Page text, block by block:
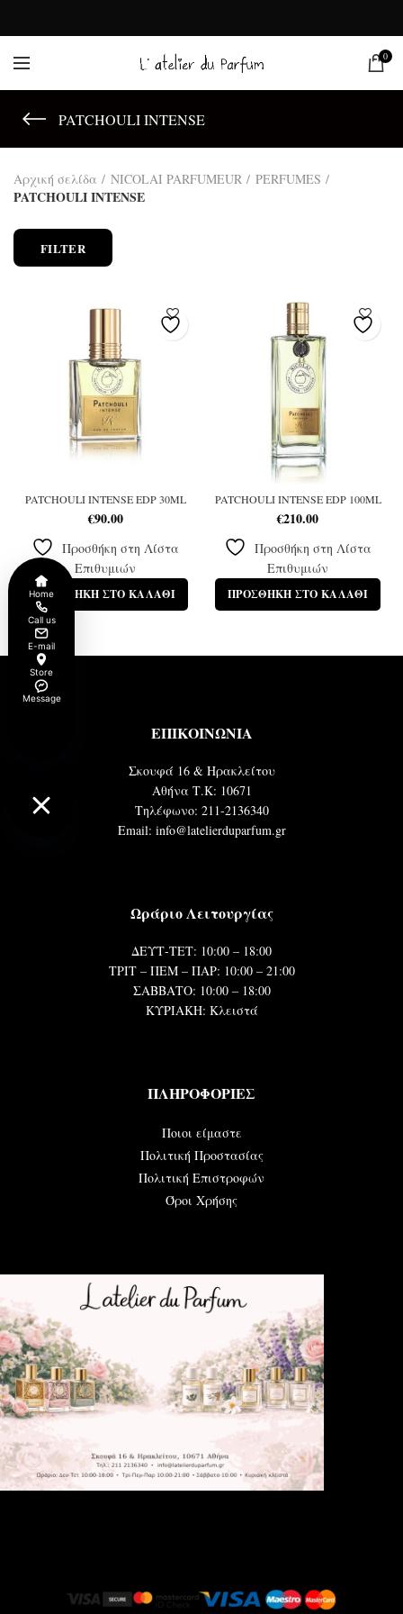
0
PATCHOULI INTENSE
Αρχική σελίδα NICOLAI PARFUMEUR PERFUMES
PATCHOULI INTENSE
FILTER
PATCHOULI INTENSE EDP 30ML
€90.00
Προσθήκη στη Λίστα
Επιθυμιών
ΠΡΟΣΘΉΚΗ ΣΤΟ ΚΑΛΆΘΙ
PATCHOULI INTENSE EDP 100ML
€210.00
Προσθήκη στη Λίστα
Επιθυμιών
ΠΡΟΣΘΉΚΗ ΣΤΟ ΚΑΛΆΘΙ
ΕΠΙΚΟΙΝΩΝΙΑ
Σκουφά 16 & Ηρακλείτου
Αθήνα Τ.Κ: 10671
Τηλέφωνο: 211-2136340
Email: info@latelierduparfum.gr
Ωράριο Λειτουργίας
ΔΕΥΤ-ΤΕΤ: 10:00 – 18:00
ΤΡΙΤ – ΠΕΜ – ΠΑΡ: 10:00 – 21:00
ΣΑΒΒΑΤΟ: 10:00 – 18:00
ΚΥΡΙΑΚΗ: Κλειστά
ΠΛΗΡΟΦΟΡΙΕΣ
Ποιοι είμαστε
Πολιτική Προστασίας
Πολιτική Επιστροφών
Όροι Χρήσης
Home
Call us
E-mail
Store
Message